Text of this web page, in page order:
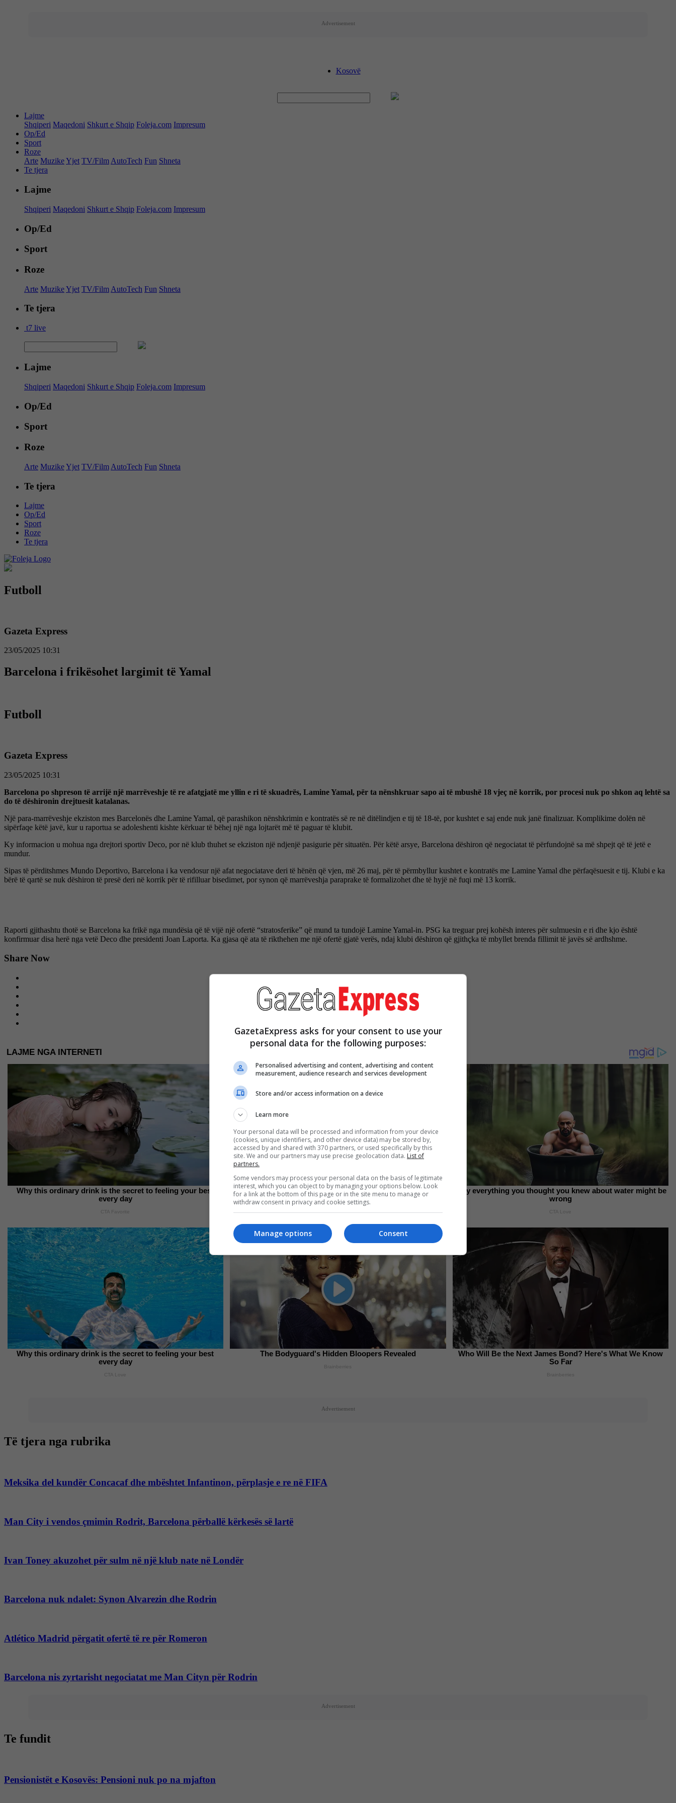
Advertisement
Kosovë
Lajme
Shqiperi Maqedoni Shkurt e Shqip Foleja.com Impresum
Op/Ed
Sport
Roze
Arte MuzikeYjet TV/Film AutoTech Fun Shneta
Te tjera
Lajme
Shqiperi Maqedoni Shkurt e Shqip Foleja.com Impresum
Op/Ed
Sport
Roze
Arte MuzikeYjet TV/Film AutoTech Fun Shneta
Te tjera
t7 live
Lajme
Shqiperi Maqedoni Shkurt e Shqip Foleja.com Impresum
Op/Ed
Sport
Roze
Arte MuzikeYjet TV/Film AutoTech Fun Shneta
Te tjera
Lajme
Op/Ed
Sport
Roze
Te tjera
Futboll
Gazeta Express
23/05/2025 10:31
Barcelona i frikësohet largimit të Yamal
Futboll
Gazeta Express
23/05/2025 10:31
Barcelona po shpreson të arrijë një marrëveshje të re afatgjatë me yllin e ri të skuadrës, Lamine Yamal, për ta nënshkruar sapo ai të mbushë 18 vjeç në korrik, por procesi nuk po shkon aq lehtë sa
do të dëshironin drejtuesit katalanas.
Një para-marrëveshje ekziston mes Barcelonës dhe Lamine Yamal, që parashikon nënshkrimin e kontratës së re në ditëlindjen e tij të 18-të, por kushtet e saj ende nuk janë finalizuar. Komplikime dolën në
sipërfaqe këtë javë, kur u raportua se adoleshenti kishte kërkuar të bëhej një nga lojtarët më të paguar të klubit.
Ky informacion u mohua nga drejtori sportiv Deco, por në klub thuhet se ekziston një ndjenjë pasigurie për situatën. Për këtë arsye, Barcelona dëshiron që negociatat të përfundojnë sa më shpejt që të jetë e
mundur.
Sipas të përditshmes Mundo Deportivo, Barcelona i ka vendosur një afat negociatave deri të hënën që vjen, më 26 maj, për të përmbyllur kushtet e kontratës me Lamine Yamal dhe përfaqësuesit e tij. Klubi e ka
bërë të qartë se nuk dëshiron të presë deri në korrik për të rifilluar bisedimet, por synon që marrëveshja paraprake të formalizohet dhe të hyjë në fuqi më 13 korrik.
Raporti gjithashtu thotë se Barcelona ka frikë nga mundësia që të vijë një ofertë “stratosferike” që mund ta tundojë Lamine Yamal-in. PSG ka treguar prej kohësh interes për sulmuesin e ri dhe kjo është
konfirmuar disa herë nga vetë Deco dhe presidenti Joan Laporta. Ka gjasa që ata të rikthehen me një ofertë gjatë verës, ndaj klubi dëshiron që gjithçka të mbyllet brenda fillimit të javës së ardhshme.
Share Now
LAJME NGA INTERNETI
Why this ordinary drink is the secret to feeling your best
every day
CTA Favorite
And They Did Show This In Bohemian Rapsody!
Brainberries
Why everything you thought you knew about water might be
wrong
CTA Love
Why this ordinary drink is the secret to feeling your best
every day
CTA Love
The Bodyguard's Hidden Bloopers Revealed
Brainberries
Who Will Be the Next James Bond? Here's What We Know
So Far
Brainberries
Advertisement
Të tjera nga rubrika
Meksika del kundër Concacaf dhe mbështet Infantinon, përplasje e re në FIFA
Man City i vendos çmimin Rodrit, Barcelona përballë kërkesës së lartë
Ivan Toney akuzohet për sulm në një klub nate në Londër
Barcelona nuk ndalet: Synon Alvarezin dhe Rodrin
Atlético Madrid përgatit ofertë të re për Romeron
Barcelona nis zyrtarisht negociatat me Man Cityn për Rodrin
Advertisement
Te fundit
Pensionistët e Kosovës: Pensioni nuk po na mjafton
GazetaExpress asks for your consent to use your
personal data for the following purposes:
Personalised advertising and content, advertising and content
measurement, audience research and services development
Store and/or access information on a device
Learn more
Your personal data will be processed and information from your device
(cookies, unique identifiers, and other device data) may be stored by,
accessed by and shared with 370 partners, or used specifically by this
site. We and our partners may use precise geolocation data. List of
partners.
Some vendors may process your personal data on the basis of legitimate
interest, which you can object to by managing your options below. Look
for a link at the bottom of this page or in the site menu to manage or
withdraw consent in privacy and cookie settings.
Consent
Manage options